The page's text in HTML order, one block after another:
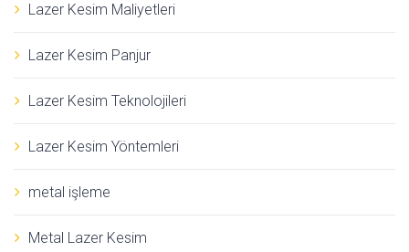
Lazer Kesim Maliyetleri
Lazer Kesim Panjur
Lazer Kesim Teknolojileri
Lazer Kesim Yöntemleri
metal işleme
Metal Lazer Kesim